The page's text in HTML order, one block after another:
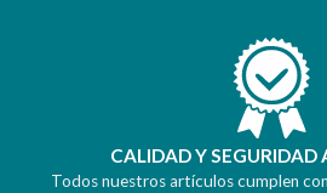
CALIDAD Y SEGURIDAD
Todos nuestros artículos cumplen